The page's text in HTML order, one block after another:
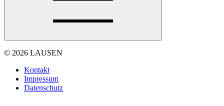
© 2026 LAUSEN
Kontakt
Impressum
Datenschutz